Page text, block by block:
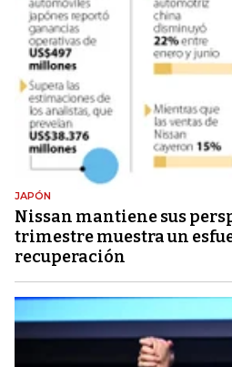
JAPÓN
Nissan mantiene sus
trimestre muestra un
recuperación